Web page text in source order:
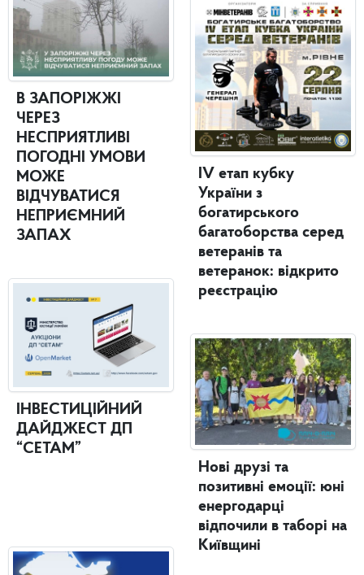
В ЗАПОРІЖЖІ
ЧЕРЕЗ
НЕСПРИЯТЛИВІ
ПОГОДНІ УМОВИ
МОЖЕ
ВІДЧУВАТИСЯ
НЕПРИЄМНИЙ
ЗАПАХ
ІНВЕСТИЦІЙНИЙ
ДАЙДЖЕСТ ДП
“СЕТАМ”
IV етап кубку
України з
богатирського
багатоборства серед
ветеранів та
ветеранок: відкрито
реєстрацію
Нові друзі та
позитивні емоції: юні
енергодарці
відпочили в таборі на
Київщині